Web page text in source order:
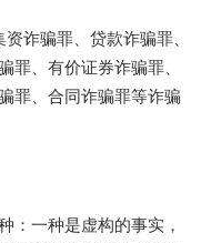
诈骗罪、贷款诈骗罪、
罪、有价证券诈骗罪、
罪、合同诈骗罪等诈骗
：一种是虚构的事实，